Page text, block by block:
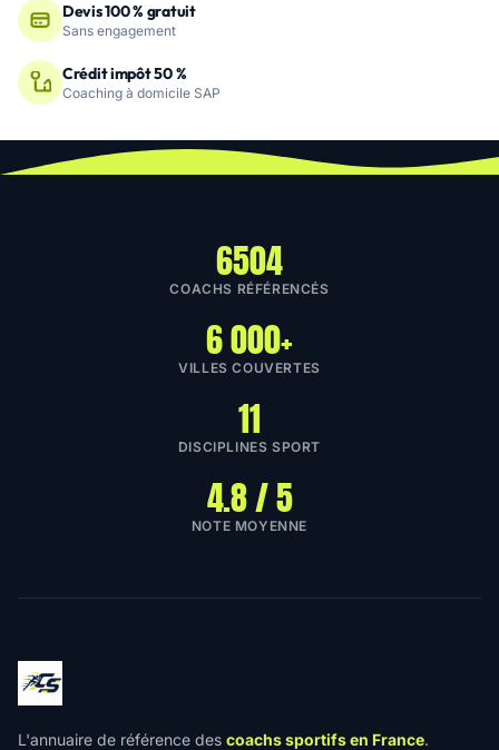
Devis 100 % gratuit
Sans engagement
Crédit impôt 50 %
Coaching à domicile SAP
6504
COACHS RÉFÉRENCÉS
6 000+
VILLES COUVERTES
11
DISCIPLINES SPORT
4.8 / 5
NOTE MOYENNE
L'annuaire de référence des coachs sportifs en France.